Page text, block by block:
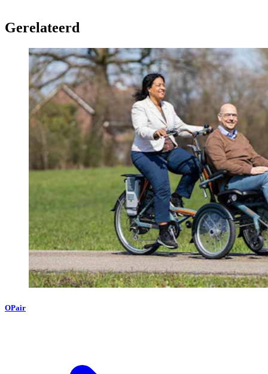
Gerelateerd
OPair